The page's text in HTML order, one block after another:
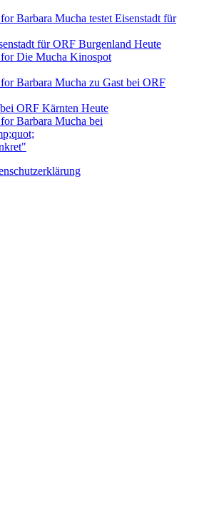
für ORF Burgenland Heute
ORF Kärnten Heute